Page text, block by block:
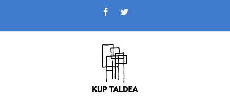
FacebookTwitter